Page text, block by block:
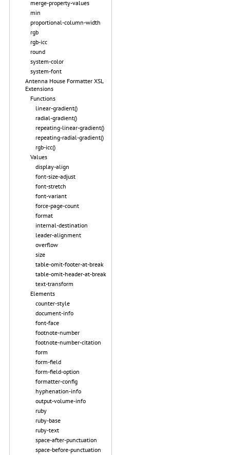
merge-property-values
min
proportional-column-width
rgb
rgb-icc
round
system-color
system-font
Antenna House Formatter XSL
Extensions
Functions
linear-gradient()
radial-gradient()
repeating-linear-gradient()
repeating-radial-gradient()
rgb-icc()
Values
display-align
font-size-adjust
font-stretch
font-variant
force-page-count
format
internal-destination
leader-alignment
overflow
size
table-omit-footer-at-break
table-omit-header-at-break
text-transform
Elements
counter-style
document-info
font-face
footnote-number
footnote-number-citation
form
form-field
form-field-option
formatter-config
hyphenation-info
output-volume-info
ruby
ruby-base
ruby-text
space-after-punctuation
space-before-punctuation